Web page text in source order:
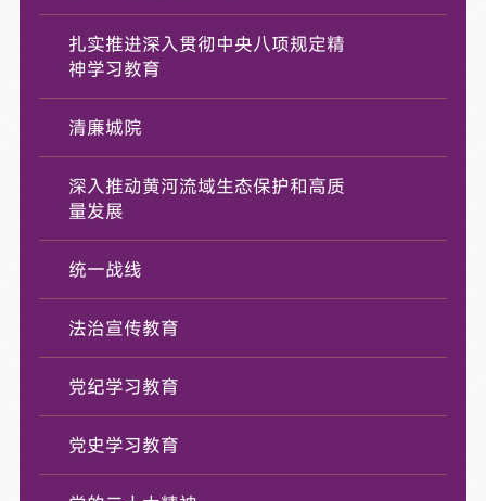
扎实推进深入贯彻中央八项规定精
神学习教育
清廉城院
深入推动黄河流域生态保护和高质
量发展
统一战线
法治宣传教育
党纪学习教育
党史学习教育